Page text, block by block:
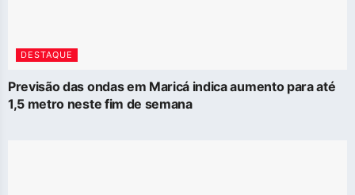
DESTAQUE
Previsão das ondas em Maricá indica aumento para até
1,5 metro neste fim de semana